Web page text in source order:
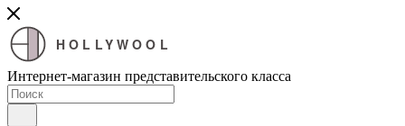
HOLLYWOOL
Интернет-магазин представительского класса